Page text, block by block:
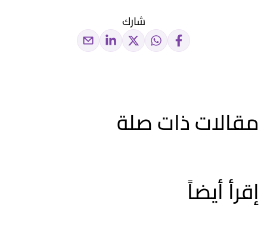
شارك
مقالات ذات صلة
إقرأ أيضاً